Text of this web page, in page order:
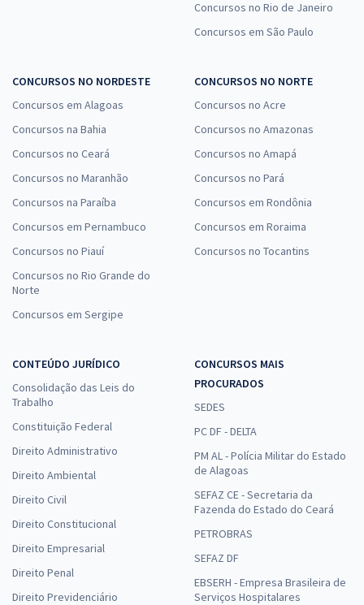
Concursos no Rio de Janeiro
Concursos em São Paulo
CONCURSOS NO NORDESTE
Concursos em Alagoas
Concursos na Bahia
Concursos no Ceará
Concursos no Maranhão
Concursos na Paraíba
Concursos em Pernambuco
Concursos no Piauí
Concursos no Rio Grande do
Norte
Concursos em Sergipe
CONCURSOS NO NORTE
Concursos no Acre
Concursos no Amazonas
Concursos no Amapá
Concursos no Pará
Concursos em Rondônia
Concursos em Roraima
Concursos no Tocantins
CONTEÚDO JURÍDICO
Consolidação das Leis do
Trabalho
Constituição Federal
Direito Administrativo
Direito Ambiental
Direito Civil
Direito Constitucional
Direito Empresarial
Direito Penal
Direito Previdenciário
CONCURSOS MAIS
PROCURADOS
SEDES
PC DF - DELTA
PM AL - Polícia Militar do Estado
de Alagoas
SEFAZ CE - Secretaria da
Fazenda do Estado do Ceará
PETROBRAS
SEFAZ DF
EBSERH - Empresa Brasileira de
Serviços Hospitalares